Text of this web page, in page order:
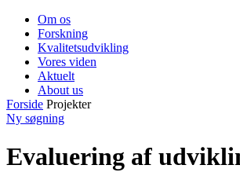
Om os
Forskning
Kvalitetsudvikling
Vores viden
Aktuelt
About us
Forside Projekter
Ny søgning
Evaluering af